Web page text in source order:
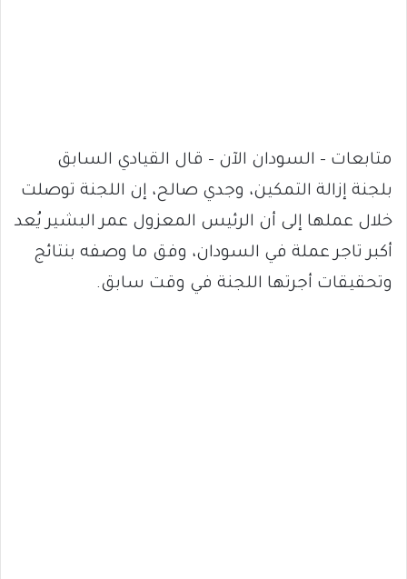
متابعات – السودان الآن – قال القيادي السابق
بلجنة إزالة التمكين، وجدي صالح، إن اللجنة توصلت
خلال عملها إلى أن الرئيس المعزول عمر البشير يُعد
أكبر تاجر عملة في السودان، وفق ما وصفه بنتائج
وتحقيقات أجرتها اللجنة في وقت سابق.